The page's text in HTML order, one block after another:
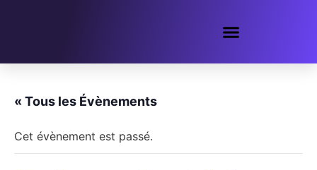
« Tous les Évènements
Cet évènement est passé.